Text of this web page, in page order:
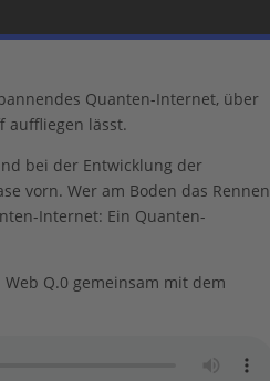
Quanten-Internet, über
auffliegen lässt.
bei der Entwicklung der
vorn. Wer am Boden das Rennen
Internet: Ein Quanten-
Q.0 gemeinsam mit dem